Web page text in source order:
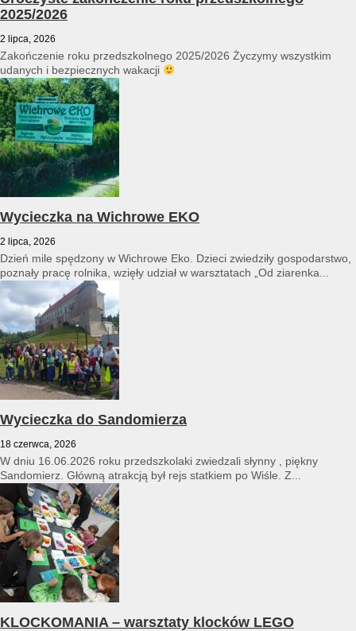
2025/2026
2 lipca, 2026
Zakończenie roku przedszkolnego 2025/2026 Życzymy wszystkim
udanych i bezpiecznych wakacji
Wycieczka na Wichrowe EKO
2 lipca, 2026
Dzień mile spędzony w Wichrowe Eko. Dzieci zwiedziły gospodarstwo,
poznały pracę rolnika, wzięły udział w warsztatach „Od ziarenka...
Wycieczka do Sandomierza
18 czerwca, 2026
W dniu 16.06.2026 roku przedszkolaki zwiedzali słynny , piękny
Sandomierz. Główną atrakcją był rejs statkiem po Wiśle. Z...
KLOCKOMANIA – warsztaty klocków LEGO